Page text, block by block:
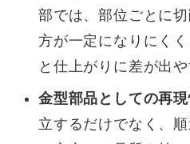
部では、部位ごとに
方が一定になりにく
と仕上がりに差が出や
金型部品としての再現
立するだけでなく、